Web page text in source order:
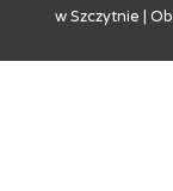
w Szczytnie |